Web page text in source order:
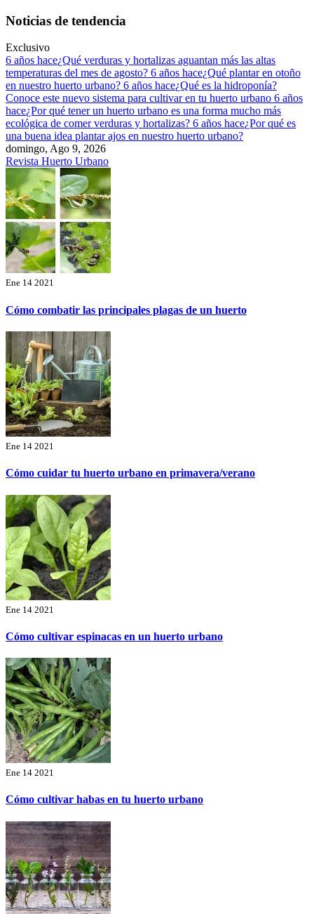
Saltar
contenido
Noticias de tendencia
Exclusivo
6 años hace¿Qué verduras y hortalizas aguantan más las altas
temperaturas del mes de agosto? 6 años hace¿Qué plantar en otoño
en nuestro huerto urbano? 6 años hace¿Qué es la hidroponía?
Conoce este nuevo sistema para cultivar en tu huerto urbano 6 años
hace¿Por qué tener un huerto urbano es una forma mucho más
ecológica de comer verduras y hortalizas? 6 años hace¿Por qué es
una buena idea plantar ajos en nuestro huerto urbano?
domingo, Ago 9, 2026
Revista Huerto Urbano
Ene 14 2021
Cómo combatir las principales plagas de un huerto
Ene 14 2021
Cómo cuidar tu huerto urbano en primavera/verano
Ene 14 2021
Cómo cultivar espinacas en un huerto urbano
Ene 14 2021
Cómo cultivar habas en tu huerto urbano